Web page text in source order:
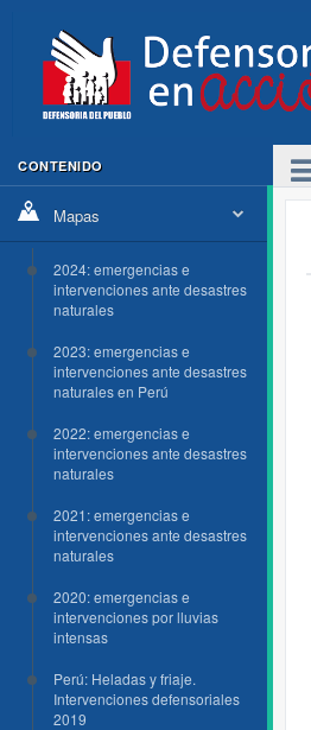
CONTENIDO
Mapas
2024: emergencias e
intervenciones ante desastres
naturales
2023: emergencias e
intervenciones ante desastres
naturales en Perú
2022: emergencias e
intervenciones ante desastres
naturales
2021: emergencias e
intervenciones ante desastres
naturales
2020: emergencias e
intervenciones por lluvias
intensas
Perú: Heladas y friaje.
Intervenciones defensoriales
2019